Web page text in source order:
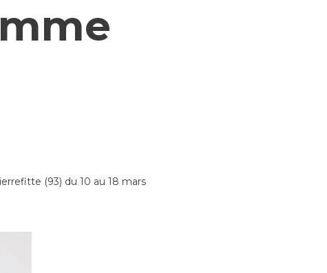
(93) du 10 au 18 mars